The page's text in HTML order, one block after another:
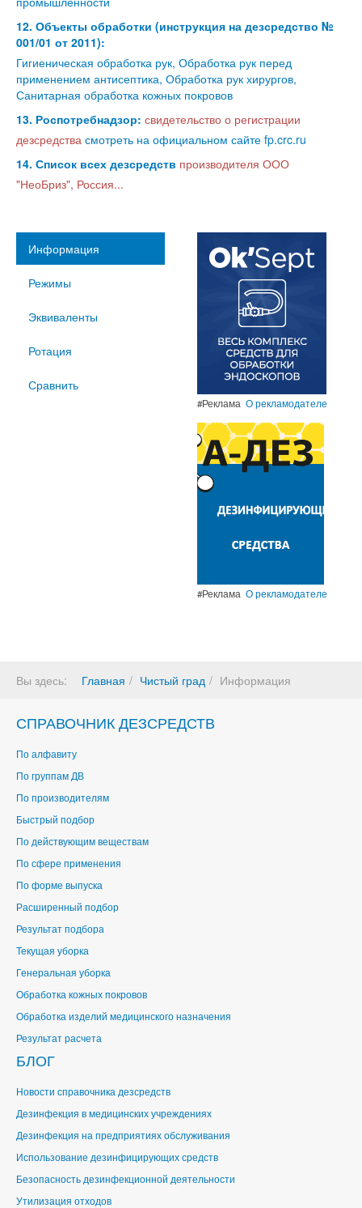
12. Объекты обработки (инструкция на дезсредство №
001/01 от 2011):
Гигиеническая обработка рук, Обработка рук перед
применением антисептика, Обработка рук хирургов,
Санитарная обработка кожных покровов
13. Роспотребнадзор: свидетельство о регистрации
дезсредства смотреть на официальном сайте fp.crc.ru
14. Список всех дезсредств производителя ООО
"НеоБриз", Россия...
Информация
Режимы
Эквиваленты
Ротация
Сравнить
#Реклама О рекламодателе
#Реклама О рекламодателе
Вы здесь: Главная Чистый град Информация
СПРАВОЧНИК ДЕЗСРЕДСТВ
По алфавиту
По группам ДВ
По производителям
Быстрый подбор
По действующим веществам
По сфере применения
По форме выпуска
Расширенный подбор
Результат подбора
Текущая уборка
Генеральная уборка
Обработка кожных покровов
Обработка изделий медицинского назначения
Результат расчета
БЛОГ
Новости справочника дезсредств
Дезинфекция в медицинских учреждениях
Дезинфекция на предприятиях обслуживания
Использование дезинфицирующих средств
Безопасность дезинфекционной деятельности
Утилизация отходов